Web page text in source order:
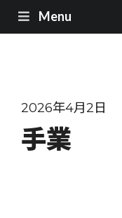
Menu
2026年4月2日
手業